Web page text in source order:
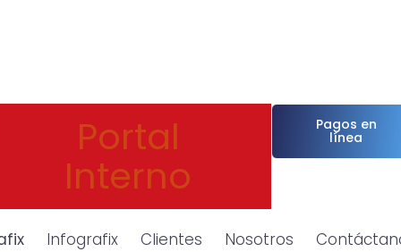
Portal
Interno
Pagos en
línea
Infografix Clientes Nosotros